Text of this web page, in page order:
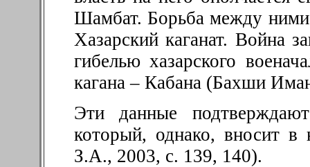
Шамбат. Борьба между ними
Хазарский каганат. Война
гибелью хазарского
кагана – Кабана (Бахши
Эти данные
который, однако, вносит в
З.А., 2003, с. 139, 140).